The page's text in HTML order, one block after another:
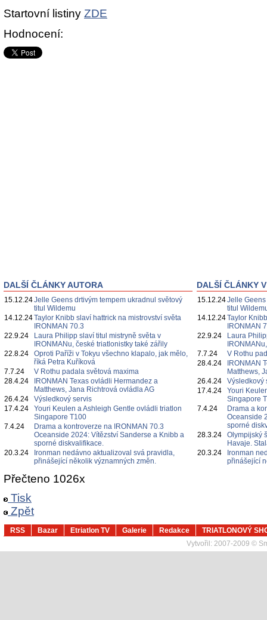
Startovní listiny ZDE
Hodnocení:
DALŠÍ ČLÁNKY AUTORA
15.12.24Jelle Geens drtivým tempem ukradnul světový
titul Wildemu
14.12.24Taylor Knibb slaví hattrick na mistrovství světa
IRONMAN 70.3
22.9.24
Laura Philipp slaví titul mistryně světa v
IRONMANu, české triatlonistky také zářily
22.8.24
Oproti Paříži v Tokyu všechno klapalo, jak mělo,
říká Petra Kuříková
7.7.24
V Rothu padala světová maxima
28.4.24
IRONMAN Texas ovládli Hermandez a
Matthews, Jana Richtrová ovládla AG
26.4.24
Výsledkový servis
17.4.24
Youri Keulen a Ashleigh Gentle ovládli triatlon
Singapore T100
7.4.24
Drama a kontroverze na IRONMAN 70.3
Oceanside 2024: Vítězství Sanderse a Knibb a
sporné diskvalifikace.
20.3.24
Ironman nedávno aktualizoval svá pravidla,
přinášející několik významných změn.
DALŠÍ ČLÁNKY
15.12.24Jelle
titul
14.12.24Taylor
IRONMAN
22.9.24
Laura
7.7.24
V Rothu
28.4.24
IRONMAN
Matthews,
26.4.24
Výsledkový
17.4.24
Youri
Singapore
7.4.24
Drama a
Oceanside
sporné
28.3.24
Olympijský
Havaje.
20.3.24
Ironman
přinášející
Přečteno 1026x
Tisk
Zpět
RSS Bazar Etriatlon TV Galerie Redakce
TRIATLONOVÝ
Vytvořil: 2007-2009 ©